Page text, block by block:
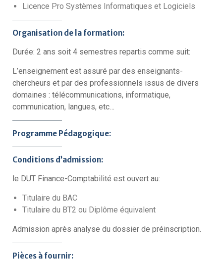
Licence Pro Systèmes Informatiques et Logiciels
Organisation de la formation:
Durée: 2 ans soit 4 semestres repartis comme suit:
L’enseignement est assuré par des enseignants-
chercheurs et par des professionnels issus de divers
domaines : télécommunications, informatique,
communication, langues, etc…
Programme Pédagogique:
Conditions d’admission:
le DUT Finance-Comptabilité est ouvert au:
Titulaire du BAC
Titulaire du BT2 ou Diplôme équivalent
Admission après analyse du dossier de préinscription.
Pièces à fournir: